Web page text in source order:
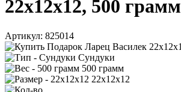
22x12x12, 500 грамм
Артикул: 825014
Сундуки
500 грамм
22x12x12